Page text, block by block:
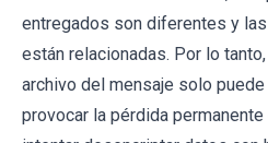
entregados son diferentes y
están relacionadas. Por lo
archivo del mensaje solo
provocar la pérdida